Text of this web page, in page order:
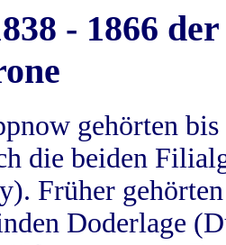
- 1866
gehörten
die beiden
Früher
Doderlage